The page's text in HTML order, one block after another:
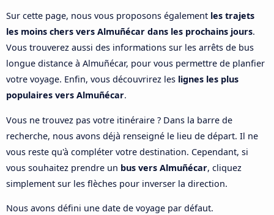
Sur cette page, nous vous proposons également les trajets
les moins chers vers Almuñécar dans les prochains jours.
Vous trouverez aussi des informations sur les arrêts de bus
longue distance à Almuñécar, pour vous permettre de planfier
votre voyage. Enfin, vous découvrirez les lignes les plus
populaires vers Almuñécar.
Vous ne trouvez pas votre itinéraire ? Dans la barre de
recherche, nous avons déjà renseigné le lieu de départ. Il ne
vous reste qu'à compléter votre destination. Cependant, si
vous souhaitez prendre un bus vers Almuñécar, cliquez
simplement sur les flèches pour inverser la direction.
Nous avons défini une date de voyage par défaut.